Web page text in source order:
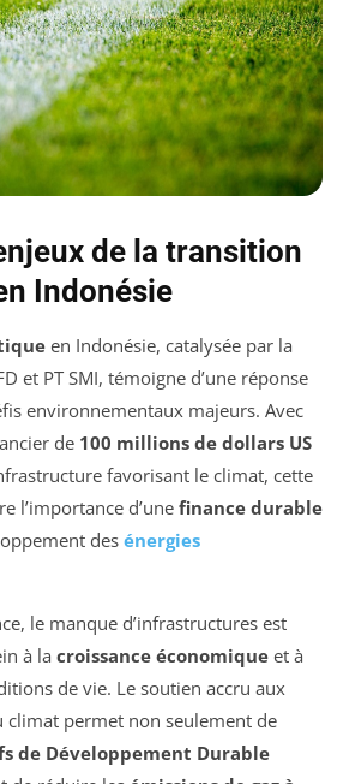
de la transition
Indonésie
en Indonésie, catalysée par la
et PT SMI, témoigne d’une réponse
environnementaux majeurs. Avec
de 100 millions de dollars US
favorisant le climat, cette
l’importance d’une finance durable
des énergies
le manque d’infrastructures est
à la croissance économique et à
de vie. Le soutien accru aux
climat permet non seulement de
de Développement Durable